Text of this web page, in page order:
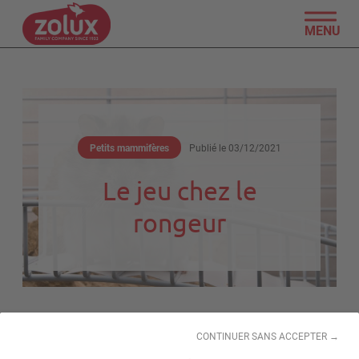
CONTINUER SANS ACCEPTER →
MENU
Petits mammifères Publié le 03/12/2021
Le jeu chez le
rongeur